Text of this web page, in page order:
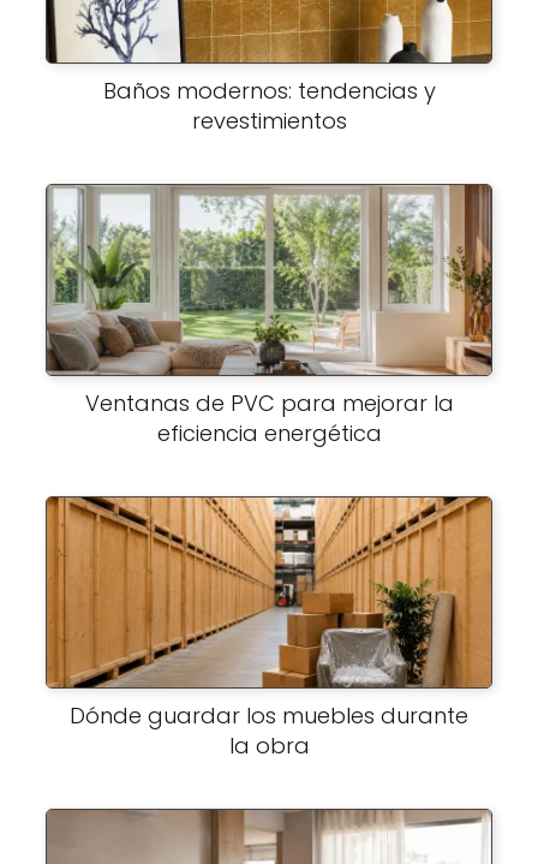
Baños modernos: tendencias y
revestimientos
Ventanas de PVC para mejorar la
eficiencia energética
Dónde guardar los muebles durante
la obra